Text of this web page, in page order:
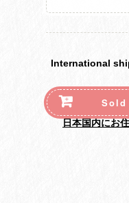
International
日本国内にお